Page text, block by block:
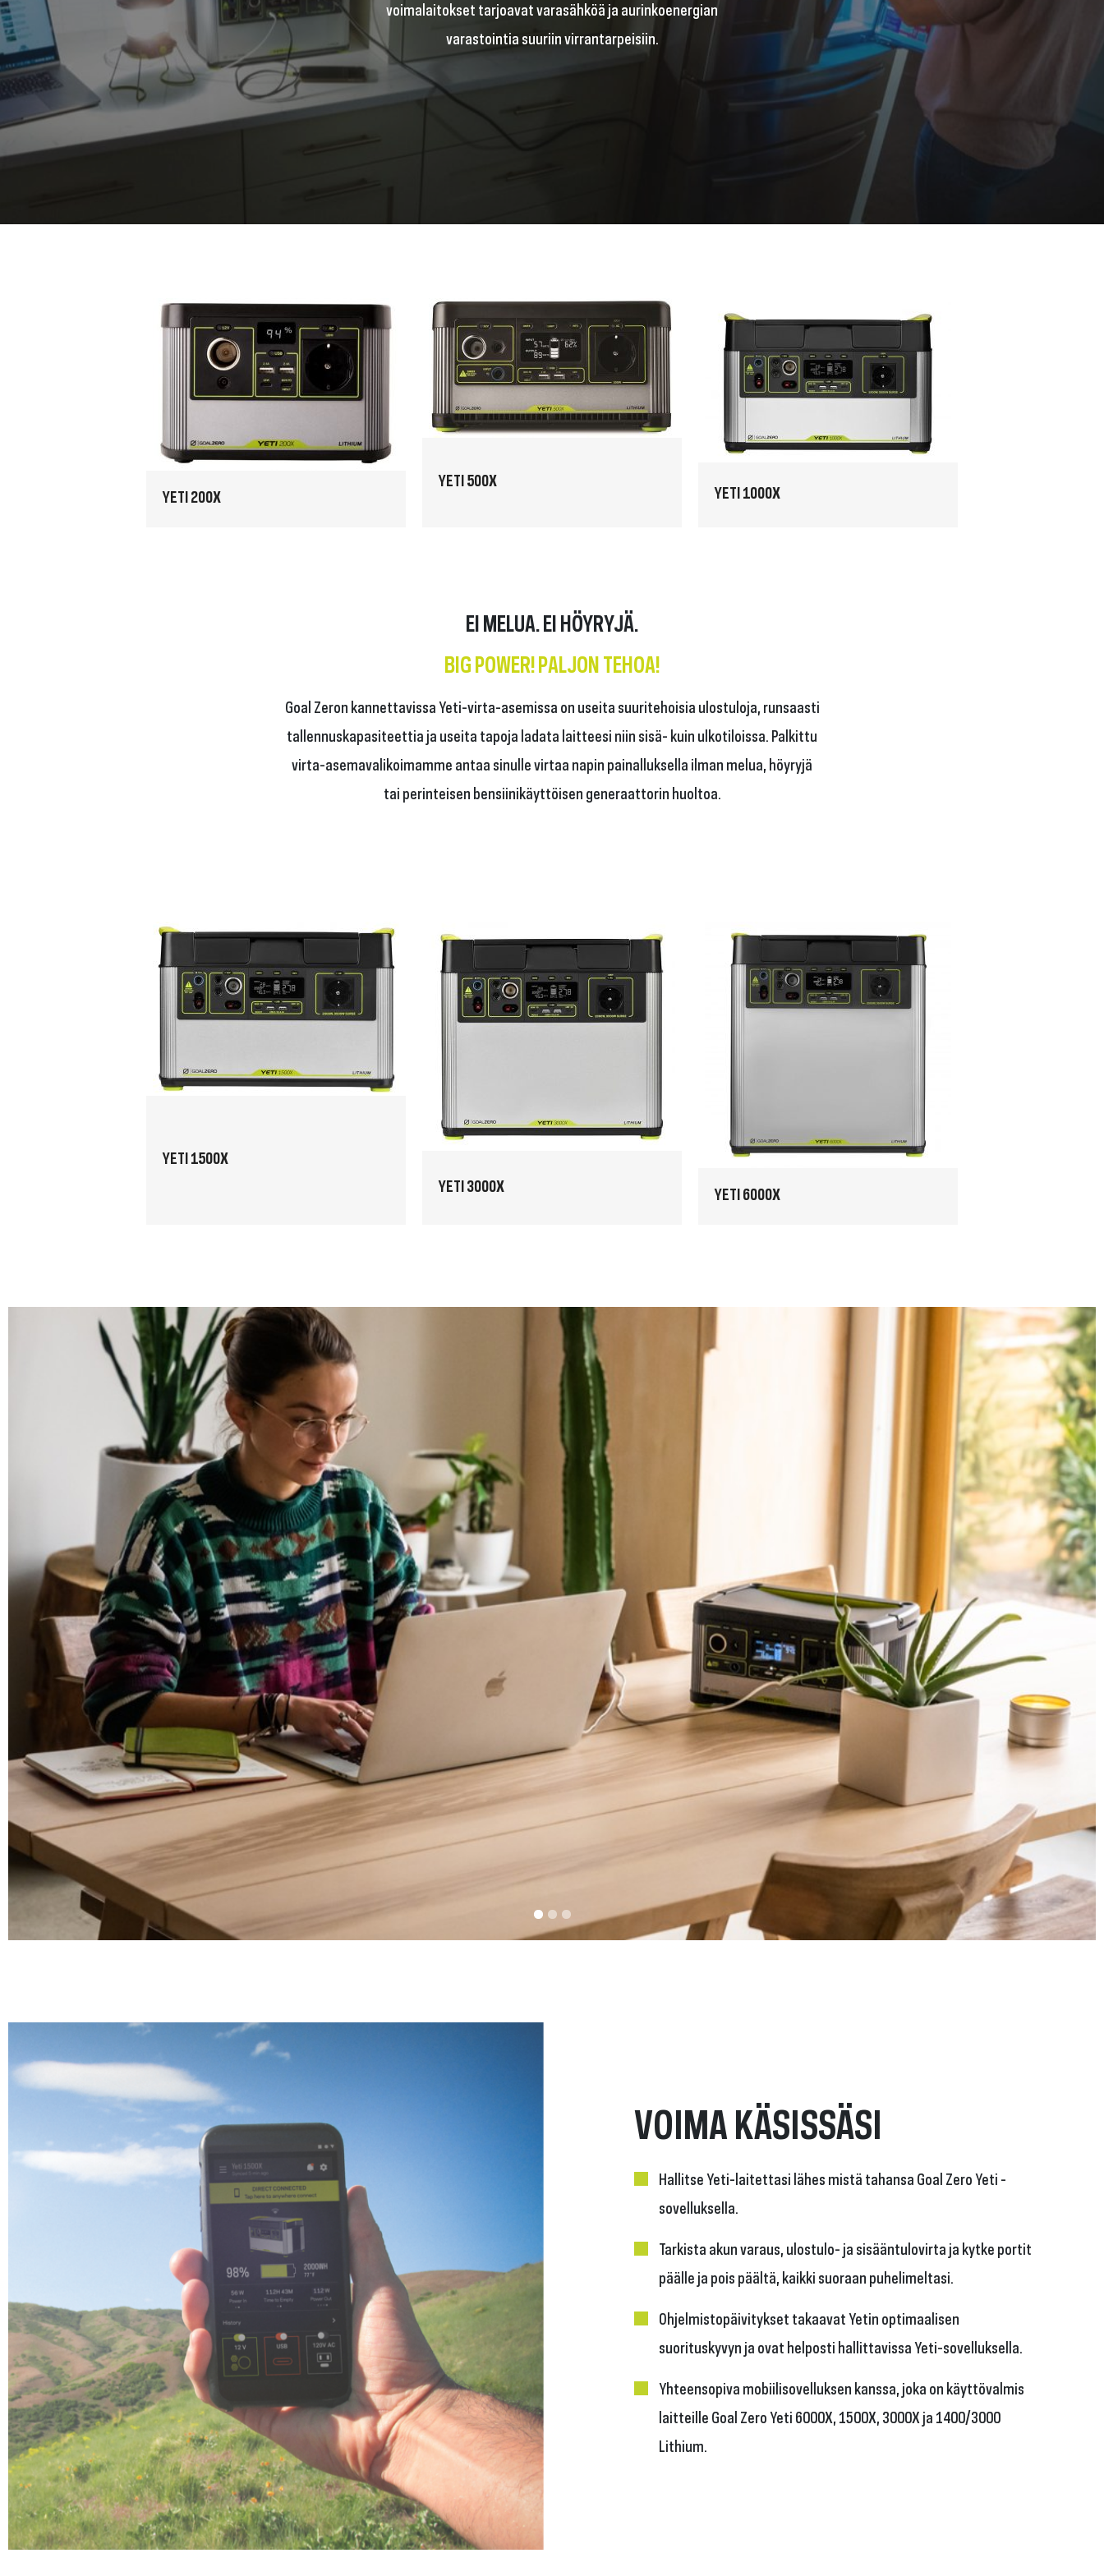
voimalaitokset tarjoavat varasähköä ja aurinkoenergian
varastointia suuriin virrantarpeisiin.
YETI 200X
YETI 500X
YETI 1000X
EI MELUA. EI HÖYRYJÄ.
BIG POWER! PALJON TEHOA!
Goal Zeron kannettavissa Yeti-virta-asemissa on useita suuritehoisia ulostuloja, runsaasti
tallennuskapasiteettia ja useita tapoja ladata laitteesi niin sisä- kuin ulkotiloissa. Palkittu
virta-asemavalikoimamme antaa sinulle virtaa napin painalluksella ilman melua, höyryjä
tai perinteisen bensiinikäyttöisen generaattorin huoltoa.
YETI 1500X
YETI 3000X
YETI 6000X
VOIMA KÄSISSÄSI
Hallitse Yeti-laitettasi lähes mistä tahansa Goal Zero Yeti -
sovelluksella.
Tarkista akun varaus, ulostulo- ja sisääntulovirta ja kytke portit
päälle ja pois päältä, kaikki suoraan puhelimeltasi.
Ohjelmistopäivitykset takaavat Yetin optimaalisen
suorituskyvyn ja ovat helposti hallittavissa Yeti-sovelluksella.
Yhteensopiva mobiilisovelluksen kanssa, joka on käyttövalmis
laitteille Goal Zero Yeti 6000X, 1500X, 3000X ja 1400/3000
Lithium.